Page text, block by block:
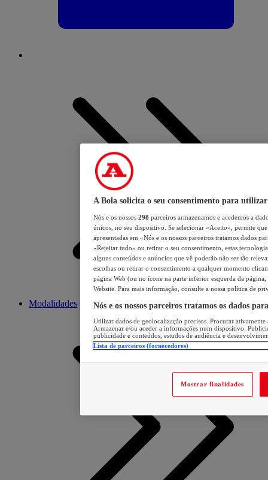
Modalidades
A Bola solicita o seu consentimento para utilizar
Nós e os nossos 298 parceiros armazenamos e acedemos a
únicos, no seu dispositivo. Se selecionar «Aceito», permite
apresentadas em «Nós e os nossos parceiros tratamos dados
«Rejeitar tudo» ou retirar o seu consentimento, estas
alguns conteúdos e anúncios que vê poderão não ser tão
escolhas ou retirar o consentimento a qualquer momento
página Web (ou no ícone na parte inferior esquerda da página,
Website. Para mais informação, consulte a nossa política de
Nós e os nossos parceiros tratamos os dados
Utilizar dados de geolocalização precisos. Procurar
Armazenar e/ou aceder a informações num dispositivo.
publicidade e conteúdos, estudos de audiência e
Lista de parceiros (fornecedores)
Mostrar finalidades